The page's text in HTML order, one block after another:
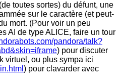
toutes sortes) du défunt, une
sur le caractère (et peut-
mort. (Pour voir un peu
AI de type ALICE, faire un tour
pandora/talk?
) pour discuter
virtuel, ou plus sympa ici
) pour clavarder avec